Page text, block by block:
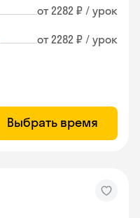
от 2282 ₽ / урок
от 2282 ₽ / урок
Выбрать время